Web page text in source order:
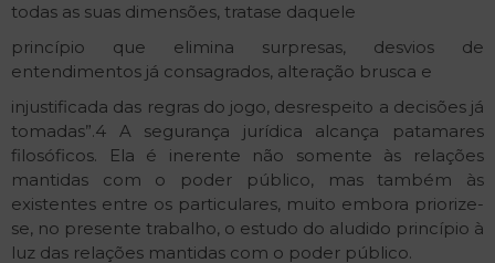
todas as suas dimensões, trata­se daquele
princípio que elimina surpresas, desvios de
entendimentos já consagrados, alteração brusca e
injustificada das regras do jogo, desrespeito a decisões já
tomadas”.4 A segurança jurídica alcança patamares
filosóficos. Ela é inerente não somente às relações
mantidas com o poder público, mas também às
existentes entre os particulares, muito embora priorize­
se, no presente trabalho, o estudo do aludido princípio à
luz das relações mantidas com o poder público.